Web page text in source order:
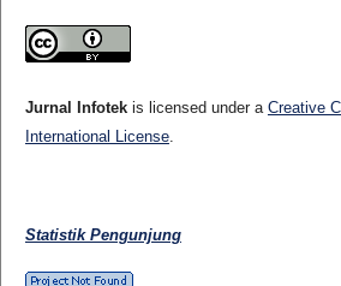
Jurnal Infotekis licensed under a Creative
International License.
Statistik Pengunjung